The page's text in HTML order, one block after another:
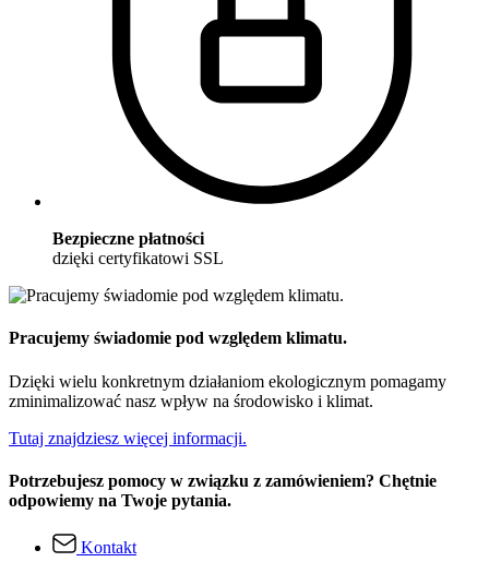
Bezpieczne płatności
dzięki certyfikatowi SSL
Pracujemy świadomie pod względem klimatu.
Dzięki wielu konkretnym działaniom ekologicznym pomagamy
zminimalizować nasz wpływ na środowisko i klimat.
Tutaj znajdziesz więcej informacji.
Potrzebujesz pomocy w związku z zamówieniem? Chętnie
odpowiemy na Twoje pytania.
Kontakt